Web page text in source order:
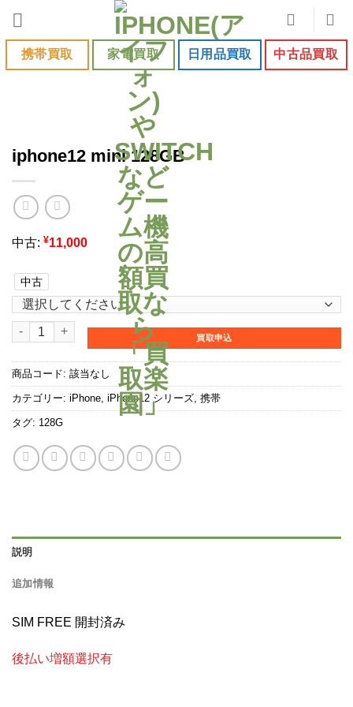
content携帯買取 家電買取 日用品買取 中古品買取
iphone12 mini 128GB
中古: ¥11,000
中古
iphone12 mini 128GB個
買取申込
商品コード: 該当なし
カテゴリー: iPhone iPhone12 シリーズ 携帯
タグ: 128G
説明
追加情報
SIM FREE 開封済み
後払い増額選択有